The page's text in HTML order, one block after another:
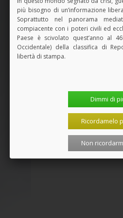
Vedi tutti i
più bisogno di un’informazione
Soprattutto nel panorama
compiacente con i poteri civili ed
Paese è scivolato quest’anno al
Occidentale) della classifica di
libertà di stampa.
Dimmi di
Ricordamelo
Non